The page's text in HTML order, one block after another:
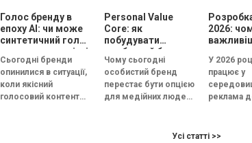
Голос бренду в
епоху АІ: чи може
синтетичний голос
передати емоцію і
довіру, або всі
бренди незабаром
звучатимуть
однаково?
Сьогодні бренди
опинилися в ситуації,
коли якісний
голосовий контент
Personal Value
Core: як
побудувати
особистий бренд,
який працює на
вибір, довіру і
статус
Чому сьогодні
особистий бренд
перестає бути опцією
для медійних людей і
довіри та особистого
2026:
У 2026
працює у
реклама
Усі статті >>